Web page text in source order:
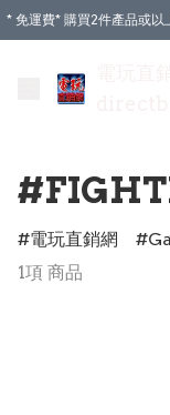
* 免運費* 購買2件產品或
電玩直銷網
1項 商品